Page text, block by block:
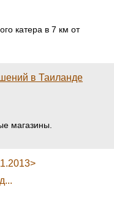
катера в 7 км от
в Таиланде
магазины.